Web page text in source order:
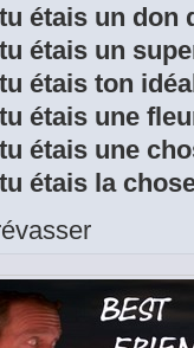
étais un don
étais un
étais ton
étais une
étais une
étais la